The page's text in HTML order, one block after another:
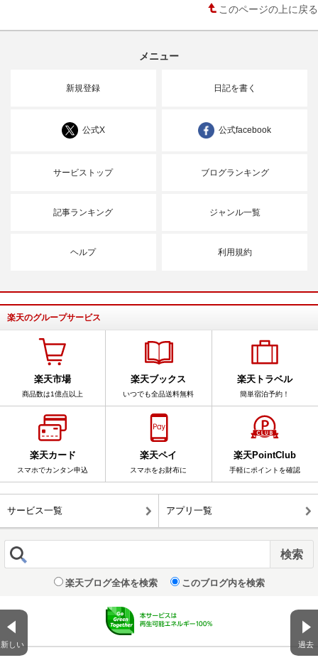
新しい 過去
このページの上に戻る
メニュー
新規登録 日記を書く
公式X 公式facebook
サービストップ ブログランキング
記事ランキング ジャンル一覧
ヘルプ 利用規約
楽天のグループサービス
楽天市場
商品数は1億点以上
楽天ブックス
いつでも全品送料無料
楽天トラベル
簡単宿泊予約！
楽天カード
スマホでカンタン申込
楽天ペイ
スマホをお財布に
楽天PointClub
手軽にポイントを確認
サービス一覧 アプリ一覧
楽天ブログ全体を検索 このブログ内を検索